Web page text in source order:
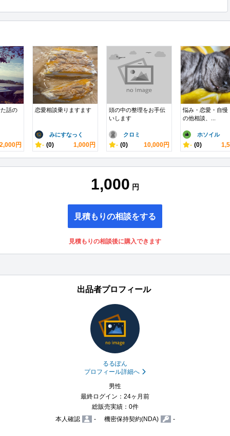
話の
2,000円
恋愛相談乗りますます
みにすなっく
- (0) 1,000円
頭の中の整理をお手伝
いします
クロミ
- (0) 10,000円
悩み・恋愛・自慢
の他相談、...
ホソイル
- (0)
1,000 円
見積もりの相談をする
見積もりの相談後に購入できます
出品者プロフィール
るるぽん
プロフィール詳細へ
男性
最終ログイン：24ヶ月前
総販売実績：0件
本人確認
- 機密保持契約(NDA) -